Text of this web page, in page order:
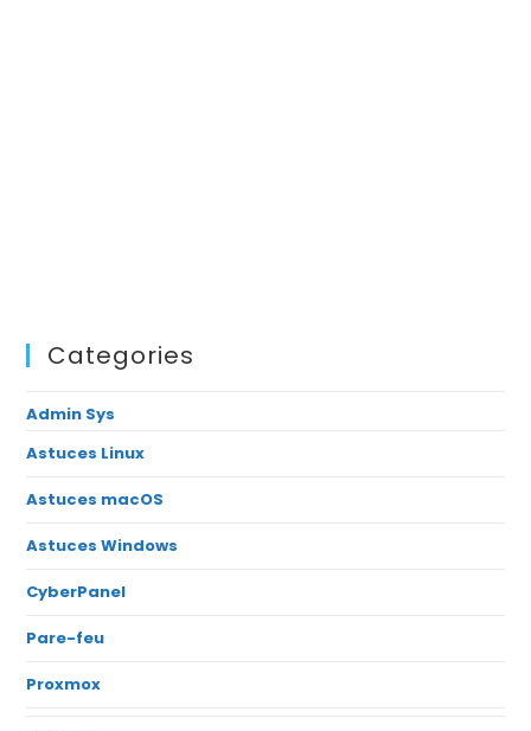
Categories
Admin Sys
Astuces Linux
Astuces macOS
Astuces Windows
CyberPanel
Pare-feu
Proxmox